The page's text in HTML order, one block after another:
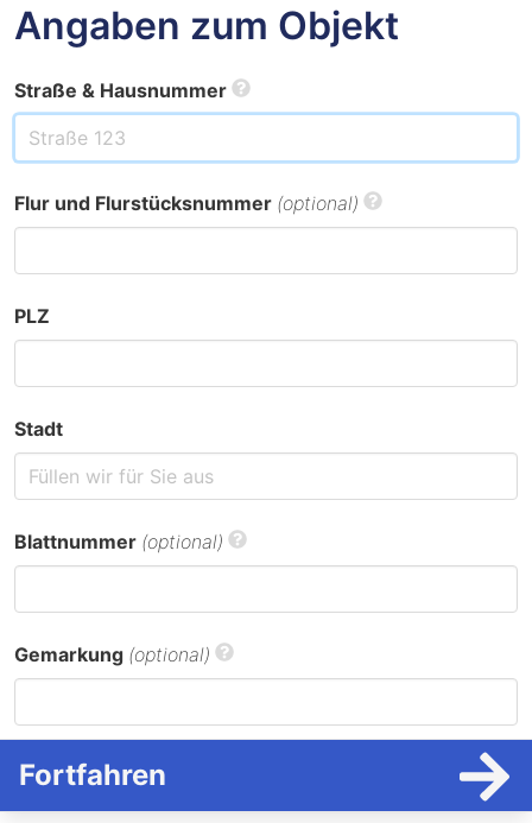
Angaben zum Objekt
Straße & Hausnummer
Flur und Flurstücksnummer (optional)
PLZ
Stadt
Blattnummer (optional)
Gemarkung (optional)
Fortfahren